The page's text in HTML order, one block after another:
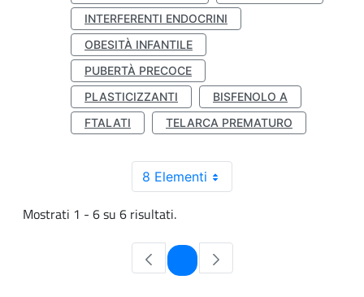
INTERFERENTI ENDOCRINI
OBESITÀ INFANTILE
PUBERTÀ PRECOCE
PLASTICIZZANTI
BISFENOLO A
FTALATI
TELARCA PREMATURO
8 Elementi
Mostrati 1 - 6 su 6 risultati.
Pagina